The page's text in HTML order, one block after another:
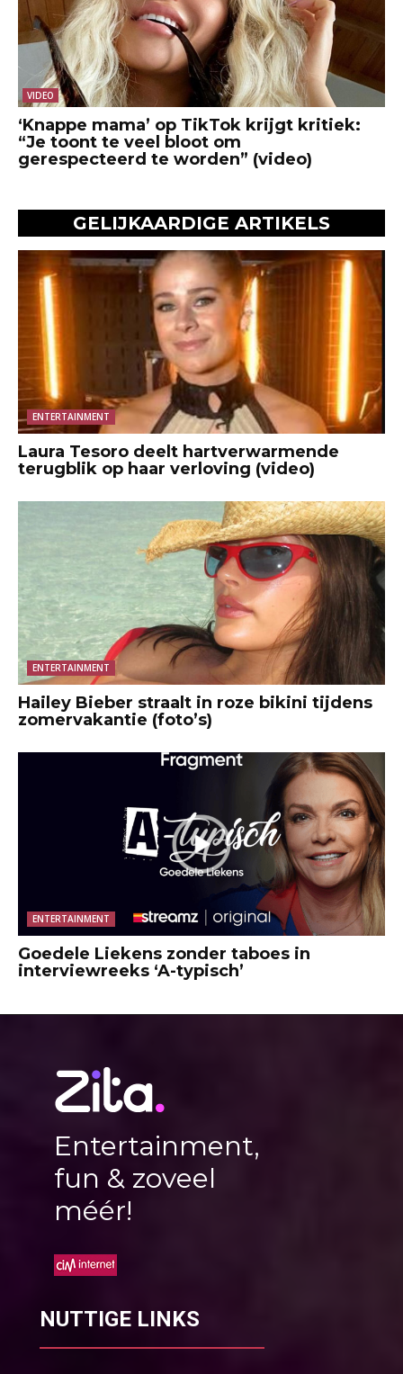
VIDEO
‘Knappe mama’ op TikTok krijgt kritiek:
“Je toont te veel bloot om
gerespecteerd te worden” (video)
GELIJKAARDIGE ARTIKELS
ENTERTAINMENT
Laura Tesoro deelt hartverwarmende
terugblik op haar verloving (video)
ENTERTAINMENT
Hailey Bieber straalt in roze bikini tijdens
zomervakantie (foto’s)
ENTERTAINMENT
Goedele Liekens zonder taboes in
interviewreeks ‘A-typisch’
Entertainment,
fun & zoveel
méér!
NUTTIGE LINKS